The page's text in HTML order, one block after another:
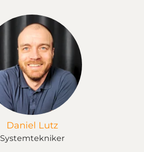
Daniel Lutz
Systemtekniker